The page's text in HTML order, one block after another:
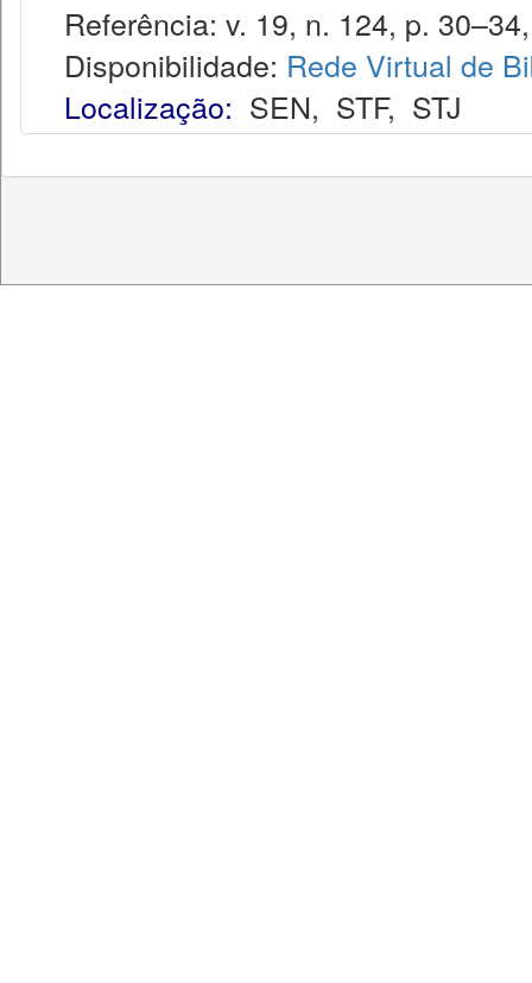
Referência: v. 19, n. 124, p.
Disponibilidade: Rede Virtual de
Localização: SEN, STF, STJ